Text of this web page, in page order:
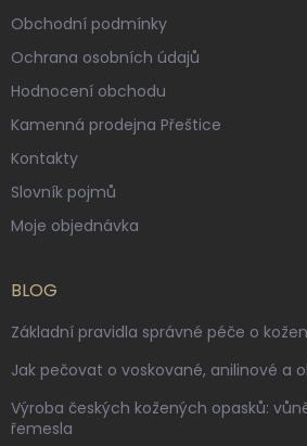
Obchodní podmínky
Ochrana osobních údajů
Hodnocení obchodu
Kamenná prodejna Přeštice
Kontakty
Slovník pojmů
Moje objednávka
BLOG
Základní pravidla správné péče o
Jak pečovat o voskované, anilinové a
Výroba českých kožených opasků:
řemesla